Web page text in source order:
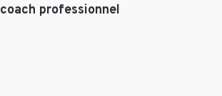
coach professionnel